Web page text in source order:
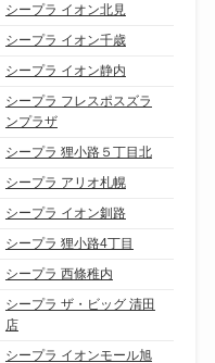
シープラ イオン北見
シープラ イオン千歳
シープラ イオン静内
シープラ フレスポスズラ
ンプラザ
シープラ 狸小路５丁目北
シープラ アリオ札幌
シープラ イオン釧路
シープラ 狸小路4丁目
シープラ 西條稚内
シープラ ザ・ビッグ 清田
店
シープラ イオンモール旭